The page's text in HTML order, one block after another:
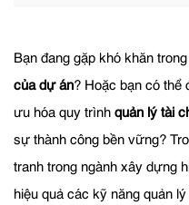
Bạn đang gặp khó khăn
của dự án? Hoặc bạn có thể
ưu hóa quy trình quản lý tài
sự thành công bền vững?
tranh trong ngành xây dựng
hiệu quả các kỹ năng quản